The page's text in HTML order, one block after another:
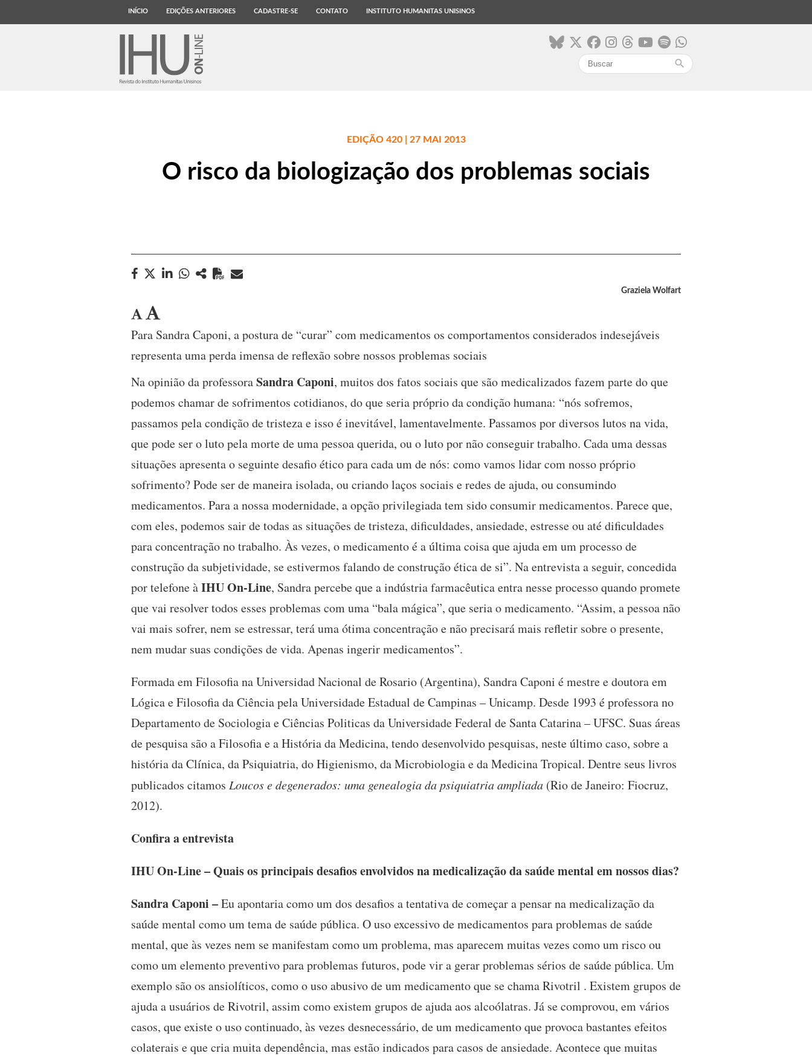
INÍCIO EDIÇÕES ANTERIORES CADASTRE-SE CONTATO INSTITUTO HUMANITAS UNISINOS
search
EDIÇÃO 420 | 27 MAI 2013
O risco da biologização dos problemas sociais
Graziela Wolfart
Para Sandra Caponi, a postura de “curar” com medicamentos os comportamentos considerados indesejáveis
representa uma perda imensa de reflexão sobre nossos problemas sociais
Na opinião da professoraSandra Caponi, muitos dos fatos sociais que são medicalizados fazem parte do que
podemos chamar de sofrimentos cotidianos, do que seria próprio da condição humana: “nós sofremos,
passamos pela condição de tristeza e isso é inevitável, lamentavelmente. Passamos por diversos lutos na vida,
que pode ser o luto pela morte de uma pessoa querida, ou o luto por não conseguir trabalho. Cada uma dessas
situações apresenta o seguinte desafio ético para cada um de nós: como vamos lidar com nosso próprio
sofrimento? Pode ser de maneira isolada, ou criando laços sociais e redes de ajuda, ou consumindo
medicamentos. Para a nossa modernidade, a opção privilegiada tem sido consumir medicamentos. Parece que,
com eles, podemos sair de todas as situações de tristeza, dificuldades, ansiedade, estresse ou até dificuldades
para concentração no trabalho. Às vezes, o medicamento é a última coisa que ajuda em um processo de
construção da subjetividade, se estivermos falando de construção ética de si”. Na entrevista a seguir, concedida
por telefone àIHU On-Line, Sandra percebe que a indústria farmacêutica entra nesse processo quando promete
que vai resolver todos esses problemas com uma “bala mágica”, que seria o medicamento. “Assim, a pessoa não
vai mais sofrer, nem se estressar, terá uma ótima concentração e não precisará mais refletir sobre o presente,
nem mudar suas condições de vida. Apenas ingerir medicamentos”.
Formada em Filosofia na Universidad Nacional de Rosario (Argentina), Sandra Caponi é mestre e doutora em
Lógica e Filosofia da Ciência pela Universidade Estadual de Campinas – Unicamp. Desde 1993 é professora no
Departamento de Sociologia e Ciências Politicas da Universidade Federal de Santa Catarina – UFSC. Suas áreas
de pesquisa são a Filosofia e a História da Medicina, tendo desenvolvido pesquisas, neste último caso, sobre a
história da Clínica, da Psiquiatria, do Higienismo, da Microbiologia e da Medicina Tropical. Dentre seus livros
publicados citamos Loucos e degenerados: uma genealogia da psiquiatria ampliada (Rio de Janeiro: Fiocruz,
2012).
Confira a entrevista
IHU On-Line – Quais os principais desafios envolvidos na medicalização da saúde mental em nossos dias?
Sandra Caponi –Eu apontaria como um dos desafios a tentativa de começar a pensar na medicalização da
saúde mental como um tema de saúde pública. O uso excessivo de medicamentos para problemas de saúde
mental, que às vezes nem se manifestam como um problema, mas aparecem muitas vezes como um risco ou
como um elemento preventivo para problemas futuros, pode vir a gerar problemas sérios de saúde pública. Um
exemplo são os ansiolíticos, como o uso abusivo de um medicamento que se chama Rivotril . Existem grupos de
ajuda a usuários de Rivotril, assim como existem grupos de ajuda aos alcoólatras. Já se comprovou, em vários
casos, que existe o uso continuado, às vezes desnecessário, de um medicamento que provoca bastantes efeitos
colaterais e que cria muita dependência, mas estão indicados para casos de ansiedade. Acontece que muitas